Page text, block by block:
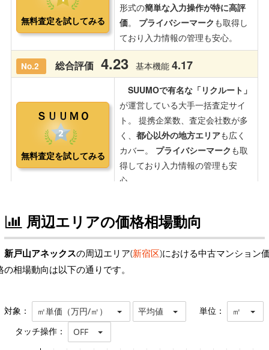
周辺エリアの価格相場動向
新戸山アネックスの周辺エリア(新宿区)における中古マンション
の相場動向は以下の通りです。
対象： ㎡単価（万円/㎡） 平均値 単位： ㎡
タッチ操作： OFF